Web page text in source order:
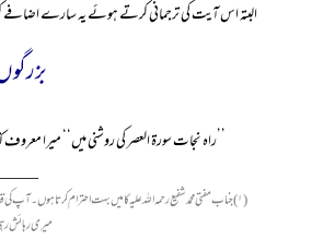
البتہ اس آیت کی ترجمانی کرتے ہوئے یہ سارے اضافے
’’راہ نجات سورۃ العصر کی روشنی میں‘‘ میرا
(۱) جناب مفتی محمد شفیع رحمہ اللہ علیہ کا میں بہت احترام کرتا
میری رہائش